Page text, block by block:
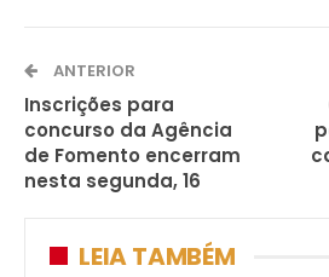
ANTERIOR
Inscrições para
concurso da Agência
de Fomento encerram
nesta segunda, 16
LEIA TAMBÉM